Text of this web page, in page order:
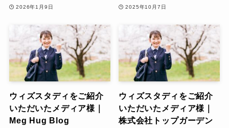
2026年1月9日 2025年10月7日
ウィズスタディをご紹介
いただいたメディア様｜
Meg Hug Blog
ウィズスタディをご紹介
いただいたメディア様｜
株式会社トップガーデン